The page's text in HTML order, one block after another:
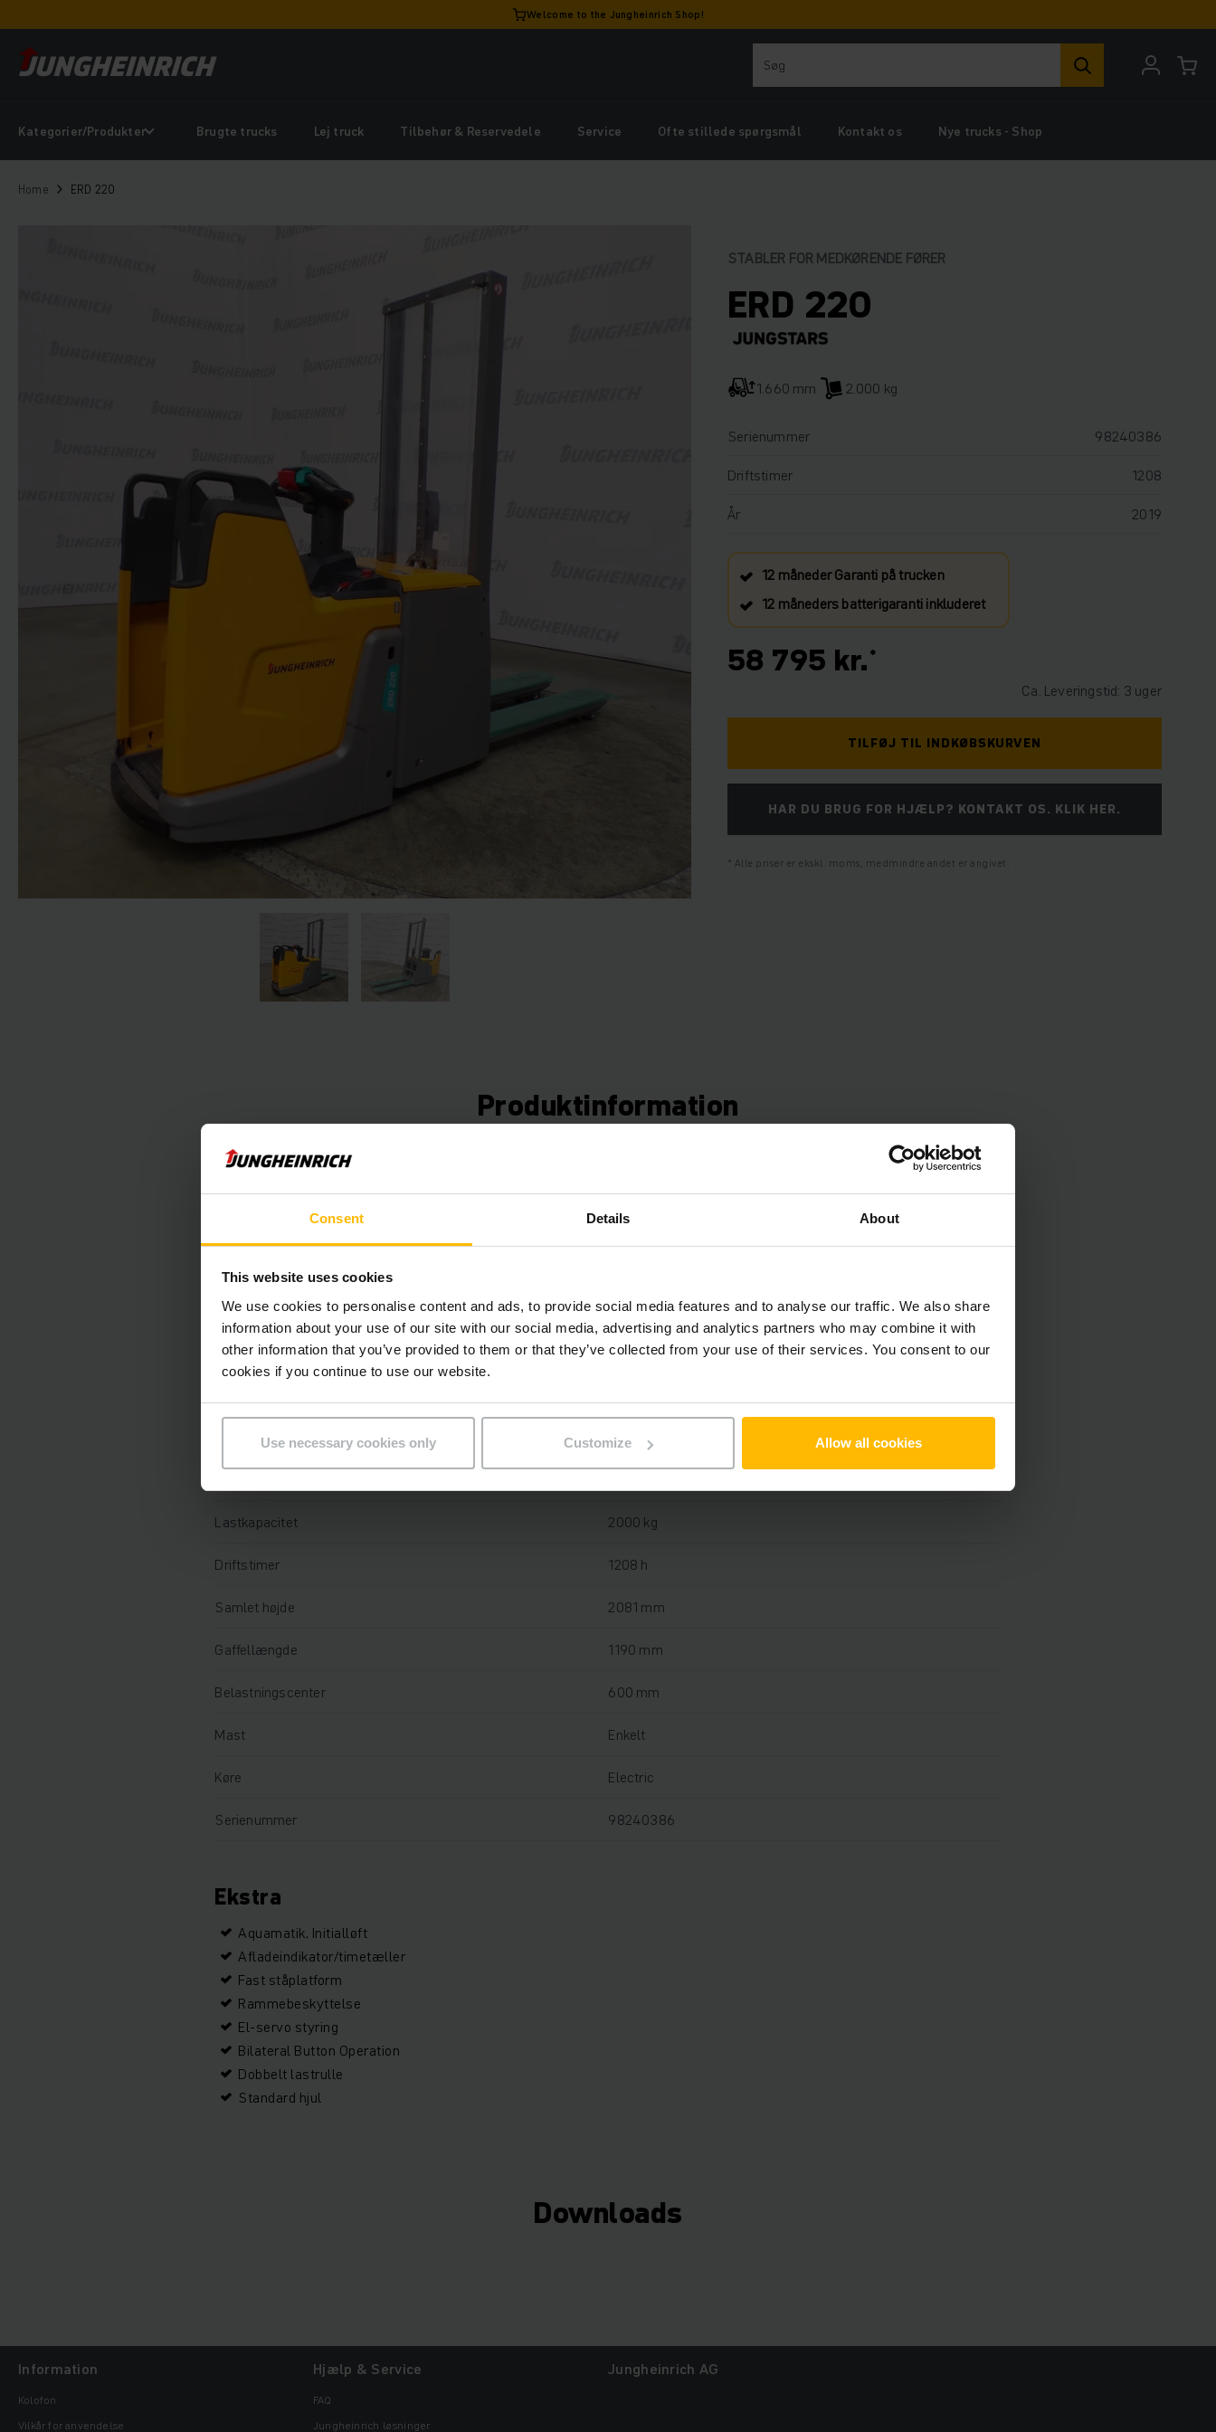
Consent Details About
This website uses cookies
We use cookies to personalise content and ads, to provide social media features and to analyse our traffic. We also share
information about your use of our site with our social media, advertising and analytics partners who may combine it with
other information that you’ve provided to them or that they’ve collected from your use of their services. You consent to our
cookies if you continue to use our website.
Use necessary cookies only Customize Allow all cookies
Welcome to the Jungheinrich Shop!
Kategorier/Produkter Brugte trucks Lej truck Tilbehør & Reservedele Service Ofte stillede spørgsmål Kontakt os Nye trucks - Shop
Home ERD 220
STABLER FOR MEDKØRENDE FØRER
ERD 220
1.660 mm 2.000 kg
Serienummer
98240386
Driftstimer
1208
År
2019
12 måneder Garanti på trucken
12 måneders batterigaranti inkluderet
58 795 kr.
Ca. Leveringstid: 3 uger
TILFØJ TIL INDKØBSKURVEN
HAR DU BRUG FOR HJÆLP? KONTAKT OS. KLIK HER.
Alle priser er ekskl. moms, medmindre andet er angivet.
Produktinformation
Det følgende afsnit giver en omfattende oversigt over køretøjets tekniske specifikationer og udstyr.
Teknisk information
Oplader Ja, 24 V / 80 A
Batteriets produktionsår 2019
2019
Lastkapacitet 2000 kg
Driftstimer 1208 h
Samlet højde 2081 mm
Gaffellængde 1190 mm
Belastningscenter 600 mm
Mast Enkelt
Køre Electric
Serienummer 98240386
Ekstra
Aquamatik, Initialløft
Afladeindikator/timetæller
Fast ståplatform
Rammebeskyttelse
El-servo styring
Bilateral Button Operation
Dobbelt lastrulle
Standard hjul
Downloads
Information
Kolofon
Vilkår for anvendelse
Hjælp & Service
FAQ
Jungheinrich løsninger
Jungheinrich AG